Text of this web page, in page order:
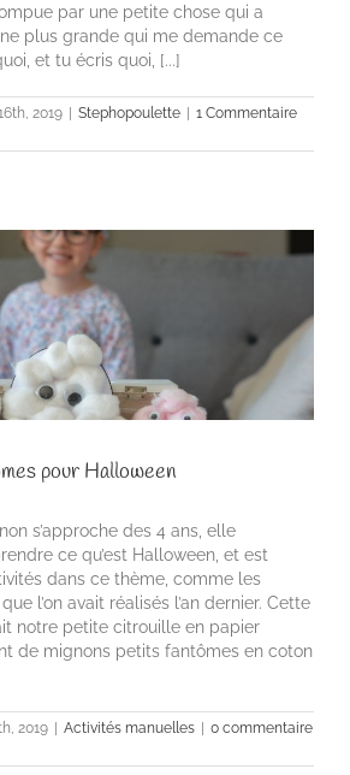
par une petite chose qui a
plus grande qui me demande ce
et tu écris quoi, [...]
2019 Stephopoulette
1 Commentaire
pour Halloween
s’approche des 4 ans, elle
ce qu’est Halloween, et est
dans ce thème, comme les
l’on avait réalisés l’an dernier. Cette
notre petite citrouille en papier
de mignons petits fantômes en coton
2019 Activités manuelles
0 commentaire